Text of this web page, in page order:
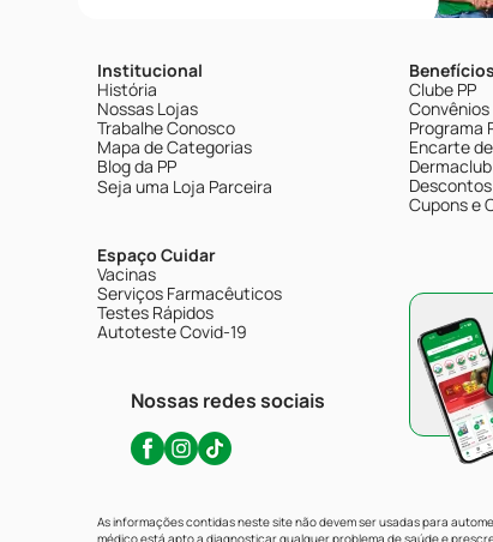
Institucional
História
Nossas Lojas
Trabalhe Conosco
Mapa de Categorias
Blog da PP
Seja uma Loja Parceira
Espaço Cuidar
Vacinas
Serviços Farmacêuticos
Testes Rápidos
Autoteste Covid-19
Nossas redes sociais
Clube PP
Convênios
Programa
Encarte
Dermaclub
Cupons e
As informações contidas neste site não devem ser usadas para
médico está apto a diagnosticar qualquer problema de saúde e